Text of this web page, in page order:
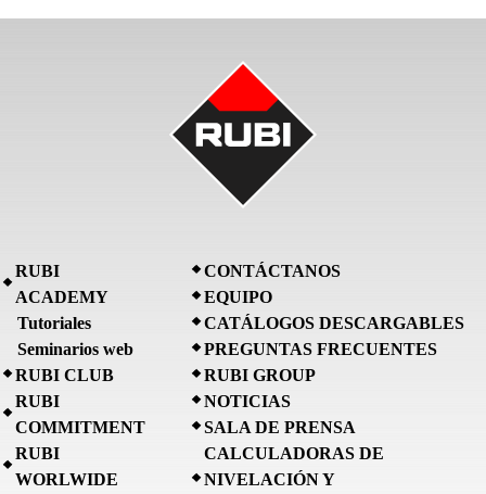
RUBI
ACADEMY
Tutoriales
Seminarios web
RUBI CLUB
RUBI
COMMITMENT
RUBI
WORLWIDE
CONTÁCTANOS
EQUIPO
CATÁLOGOS DESCARGABLES
PREGUNTAS FRECUENTES
RUBI GROUP
NOTICIAS
SALA DE PRENSA
CALCULADORAS DE
NIVELACIÓN Y